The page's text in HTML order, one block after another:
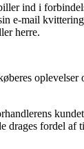
ind i
e-mail
herre.
drages fordel af